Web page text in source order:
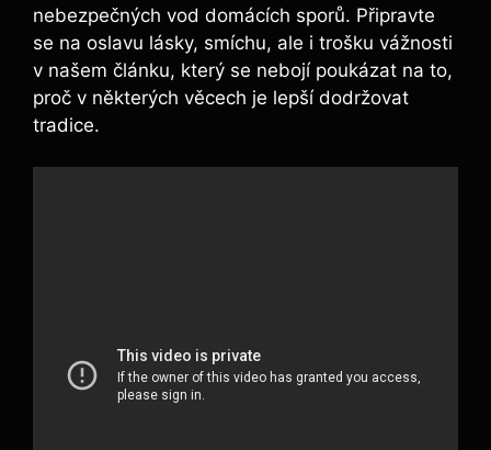
nebezpečných vod domácích sporů. Připravte
se na oslavu lásky, smíchu, ale i trošku vážnosti
v našem článku, který se nebojí poukázat na to,
proč v některých věcech je lepší dodržovat
tradice.